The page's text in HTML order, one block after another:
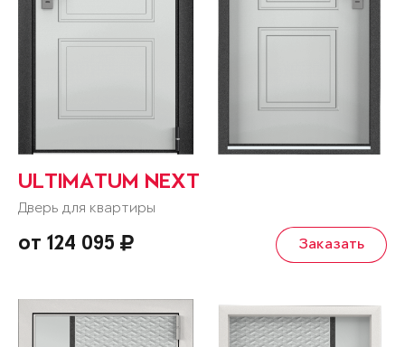
ULTIMATUM NEXT
Дверь для квартиры
от 124 095 Заказать